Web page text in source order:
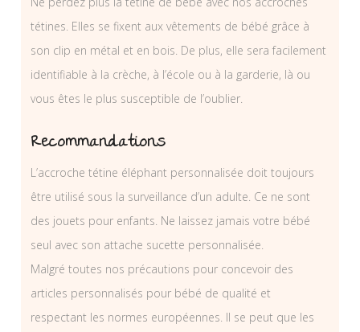
tétines. Elles se fixent aux vêtements de bébé grâce à
son clip en métal et en bois. De plus, elle sera facilement
identifiable à la crèche, à l’école ou à la garderie, là ou
vous êtes le plus susceptible de l’oublier.
Recommandations
L’accroche tétine éléphant personnalisée doit toujours
être utilisé sous la surveillance d’un adulte. Ce ne sont
des jouets pour enfants. Ne laissez jamais votre bébé
seul avec son attache sucette personnalisée.
Malgré toutes nos précautions pour concevoir des
articles personnalisés pour bébé de qualité et
respectant les normes européennes. Il se peut que les